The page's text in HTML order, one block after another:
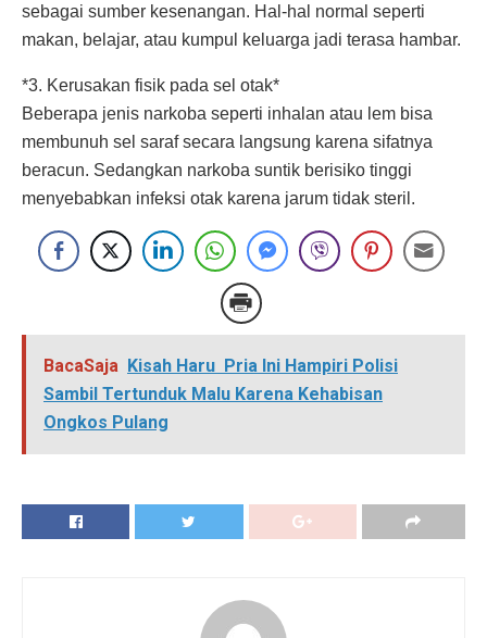
sebagai sumber kesenangan. Hal-hal normal seperti
makan, belajar, atau kumpul keluarga jadi terasa hambar.
*3. Kerusakan fisik pada sel otak*
Beberapa jenis narkoba seperti inhalan atau lem bisa
membunuh sel saraf secara langsung karena sifatnya
beracun. Sedangkan narkoba suntik berisiko tinggi
menyebabkan infeksi otak karena jarum tidak steril.
BacaSaja Kisah Haru Pria Ini Hampiri Polisi
Sambil Tertunduk Malu Karena Kehabisan
Ongkos Pulang